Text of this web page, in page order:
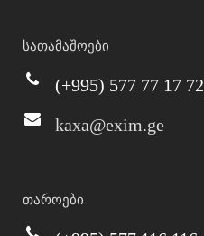
სათამაშოები
(+995) 577 77 17 72
kaxa@exim.ge
თაროები